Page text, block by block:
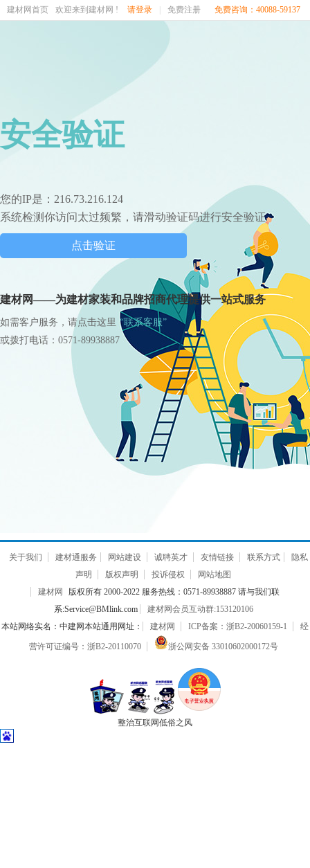
建材网首页 欢迎来到建材网 ! 请登录 免费注册 免费咨询：40088-59137
安全验证
您的IP是：216.73.216.124
系统检测你访问太过频繁，请滑动验证码进行安全验证
点击验证
建材网——为建材家装和品牌招商代理提供一站式服务
如需客户服务，请点击这里 “联系客服”
或拨打电话：0571-89938887
关于我们 建材通服务 网站建设 诚聘英才 友情链接 联系方式
隐私
声明
版权声明 投诉侵权
网站地图
建材网
版权所有 2000-2022 服务热线：0571-89938887 请与我们联
系:Service@BMlink.com
建材网会员互动群:153120106
本站网络实名：中建网本站通用网址：
建材网 ICP备案：浙B2-20060159-1 经
营许可证编号：浙B2-20110070 浙公网安备 33010602000172号
整治互联网低俗之风